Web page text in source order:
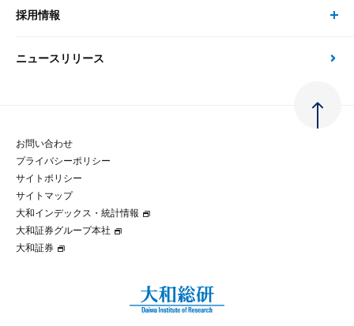
大和総研の強み
先端テクノロジーに基づく新たな価値の創出
政策分析
金融経済教育等
コラム
大和インデックス・統計情報
次世代社会への貢献
マルチステークホルダー方針
パートナーシップ構築宣言
会社情報 トップ
会社概要・役員一覧
大和総研の歩み
グループ会社
採用情報
採用情報 トップ
経験者採用
ニュースリリース
お問い合わせ
プライバシーポリシー
サイトポリシー
サイトマップ
大和インデックス・統計情報
大和証券グループ本社
大和証券